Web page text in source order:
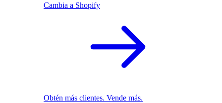
Cambia a Shopify
Obtén más clientes. Vende más.